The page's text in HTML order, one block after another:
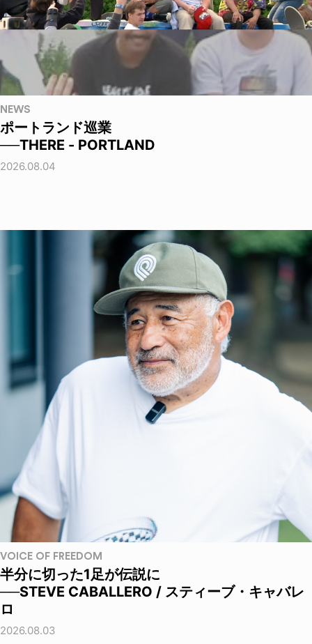
NEWS
ポートランド巡業
──THERE - PORTLAND
2026.08.04
VOICE OF FREEDOM
半分に切った1足が伝説に
──STEVE CABALLERO / スティーブ・キャバレ
ロ
2026.08.03